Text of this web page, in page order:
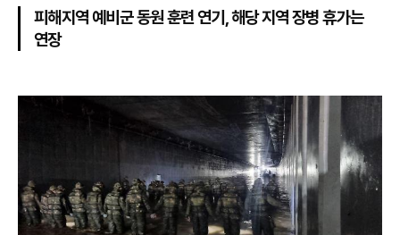
피해지역 예비군 동원 훈련 연기, 해당 지역 장병 휴가는
연장